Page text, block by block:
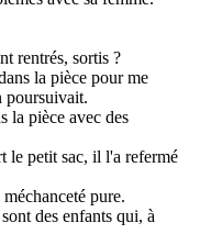
rentrés, sortis ?
la pièce pour me
poursuivait.
la pièce avec des
le petit sac, il l'a refermé
pure.
des enfants qui, à